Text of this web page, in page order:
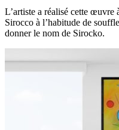
L’artiste a réalisé cette œuvre
Sirocco à l’habitude de
donner le nom de Sirocko.